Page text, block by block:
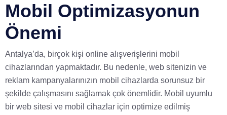
Mobil Optimizasyonun
Önemi
Antalya’da, birçok kişi online alışverişlerini mobil
cihazlarından yapmaktadır. Bu nedenle, web sitenizin ve
reklam kampanyalarınızın mobil cihazlarda sorunsuz bir
şekilde çalışmasını sağlamak çok önemlidir. Mobil uyumlu
bir web sitesi ve mobil cihazlar için optimize edilmiş